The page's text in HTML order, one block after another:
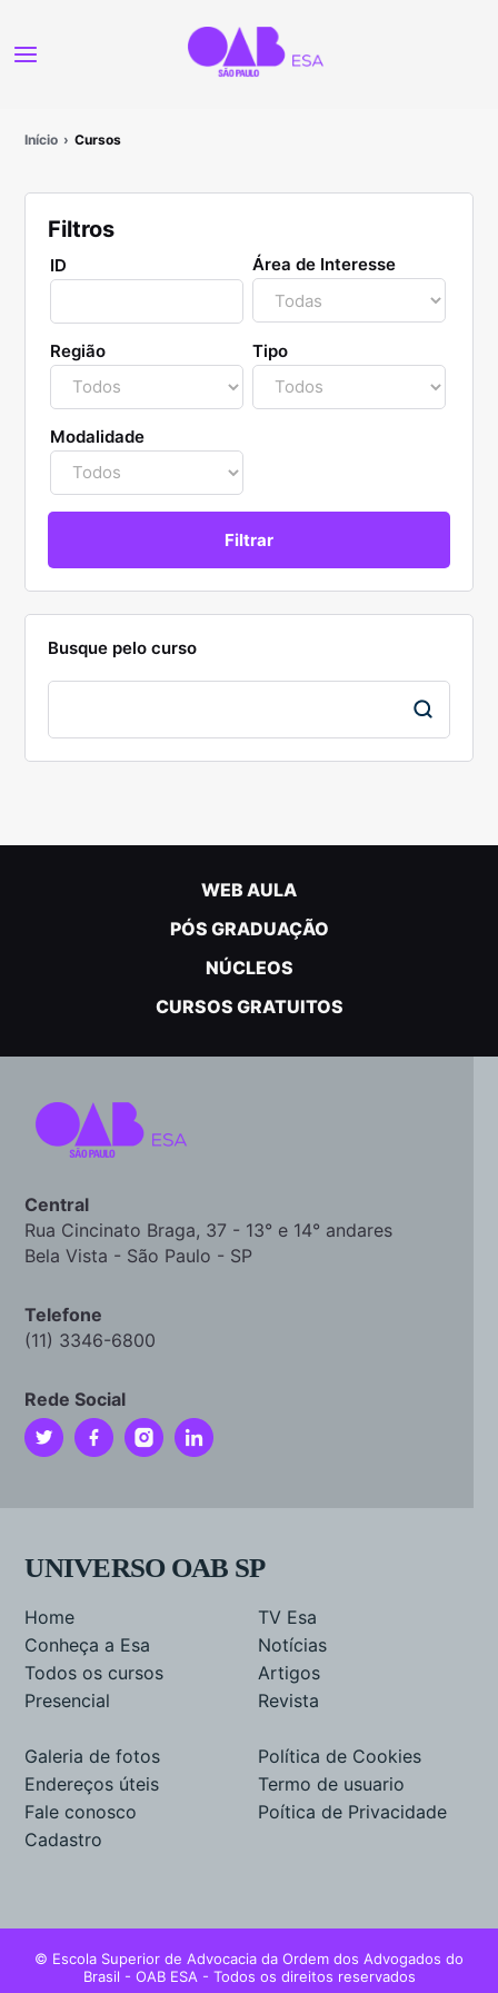
Início Cursos
Filtros
ID Área de Interesse
Região Tipo
Modalidade
Busque pelo curso
WEB AULA
PÓS GRADUAÇÃO
NÚCLEOS
CURSOS GRATUITOS
Central
Rua Cincinato Braga, 37 - 13° e 14° andares
Bela Vista - São Paulo - SP
Telefone
(11) 3346-6800
Rede Social
UNIVERSO OAB SP
Home
Conheça a Esa
Todos os cursos
Presencial
TV Esa
Notícias
Artigos
Revista
Galeria de fotos
Endereços úteis
Fale conosco
Cadastro
Política de Cookies
Termo de usuario
Poítica de Privacidade
© Escola Superior de Advocacia da Ordem dos Advogados do
Brasil - OAB ESA - Todos os direitos reservados